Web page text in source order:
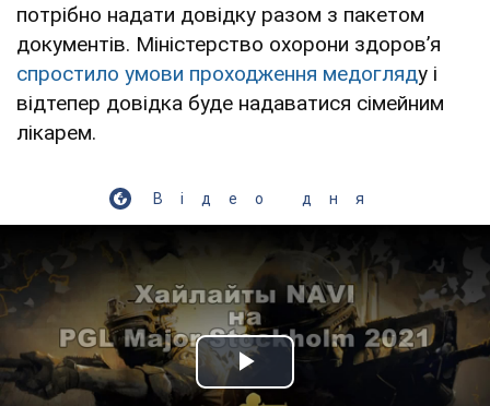
потрібно надати довідку разом з пакетом
документів. Міністерство охорони здоровʼя
спростило умови проходження медогляду і
відтепер довідка буде надаватися сімейним
лікарем.
Відео дня
Play Video